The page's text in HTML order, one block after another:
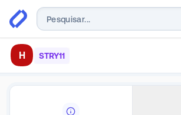
H STRY11